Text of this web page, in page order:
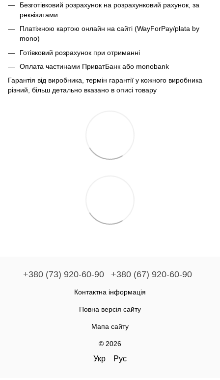
Безготівковий розрахунок на розрахунковий рахунок, за
реквізитами
Платіжною картою онлайн на сайті (WayForPay/plata by
mono)
Готівковий розрахунок при отриманні
Оплата частинами ПриватБанк або monobank
Гарантія від виробника, термін гарантії у кожного виробника
різний, більш детально вказано в описі товару
+380 (73) 920-60-90 +380 (67) 920-60-90
Контактна інформація
Повна версія сайту
Мапа сайту
© 2026
Укр Рус